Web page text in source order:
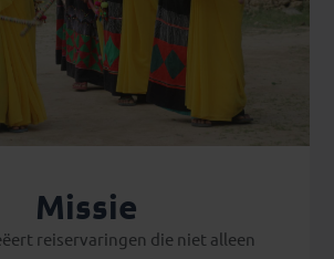
Missie
reiservaringen die niet alleen